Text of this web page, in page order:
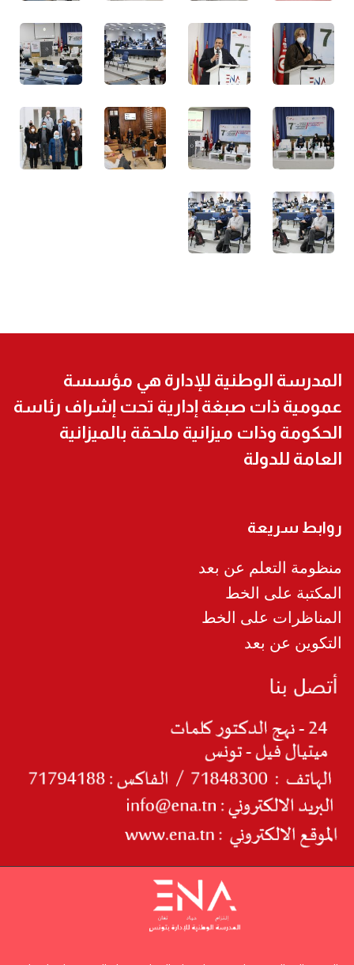
المدرسة الوطنية للإدارة هي مؤسسة
عمومية ذات صبغة إدارية تحت إشراف رئاسة
الحكومة وذات ميزانية ملحقة بالميزانية
العامة للدولة
روابط سريعة
منظومة التعلم عن بعد
المكتبة على الخط
المناظرات على الخط
التكوين عن بعد